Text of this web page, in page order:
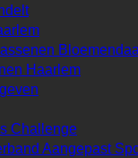
Bloemendaal
Haarlem
Challenge
Aangepast